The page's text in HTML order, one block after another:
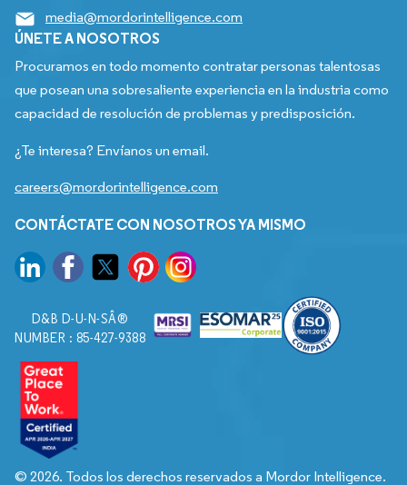
media@mordorintelligence.com
ÚNETE A NOSOTROS
Procuramos en todo momento contratar personas talentosas
que posean una sobresaliente experiencia en la industria como
capacidad de resolución de problemas y predisposición.
¿Te interesa? Envíanos un email.
careers@mordorintelligence.com
CONTÁCTATE CON NOSOTROS YA MISMO
D&B D-U-N-SÂ®
NUMBER : 85-427-9388
© 2026. Todos los derechos reservados a Mordor Intelligence.